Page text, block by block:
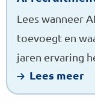
Lees wanneer
toevoegt en
jaren ervaring
Lees meer